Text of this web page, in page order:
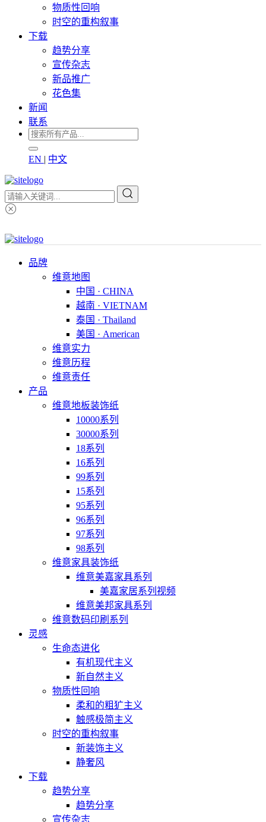
物质性回响
时空的重构叙事
下载
趋势分享
宣传杂志
新品推广
花色集
新闻
联系
EN | 中文
品牌
维意地图
中国 · CHINA
越南 · VIETNAM
泰国 · Thailand
美国 · American
维意实力
维意历程
维意责任
产品
维意地板装饰纸
10000系列
30000系列
18系列
16系列
99系列
15系列
95系列
96系列
97系列
98系列
维意家具装饰纸
维意美嘉家具系列
美嘉家居系列视频
维意美邦家具系列
维意数码印刷系列
灵感
生命态进化
有机现代主义
新自然主义
物质性回响
柔和的粗犷主义
触感极简主义
时空的重构叙事
新装饰主义
静奢风
下载
趋势分享
趋势分享
宣传杂志